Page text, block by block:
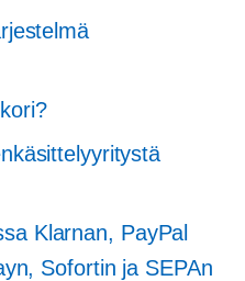
Klarnan, PayPal
Sofortin ja SEPAn